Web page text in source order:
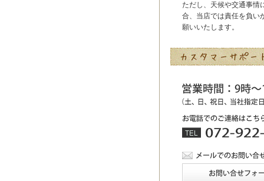
ただし、天候や交通事情
合、当店では責任を負い
願いいたします。